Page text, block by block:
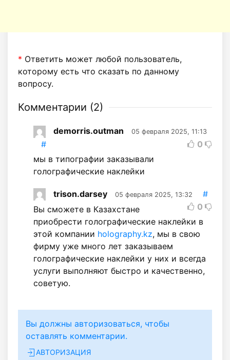
* Ответить может любой пользователь,
которому есть что сказать по данному
вопросу.
Комментарии (2)
demorris.outman 05 февраля 2025, 11:13
#
0
мы в типографии заказывали
голографические наклейки
trison.darsey 05 февраля 2025, 13:32
#
0
Вы сможете в Казахстане
приобрести голографические наклейки в
этой компании holography.kz, мы в свою
фирму уже много лет заказываем
голографические наклейки у них и всегда
услуги выполняют быстро и качественно,
советую.
Вы должны авторизоваться, чтобы
оставлять комментарии.
АВТОРИЗАЦИЯ